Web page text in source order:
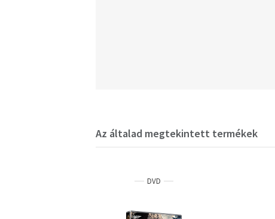
Az általad megtekintett termékek
DVD